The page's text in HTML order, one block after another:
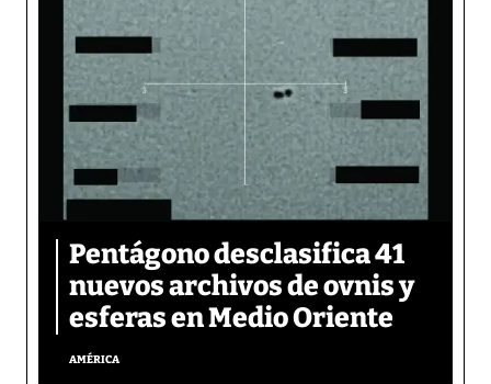
Pentágono desclasifica 41
nuevos archivos de ovnis y
esferas en Medio Oriente
AMÉRICA